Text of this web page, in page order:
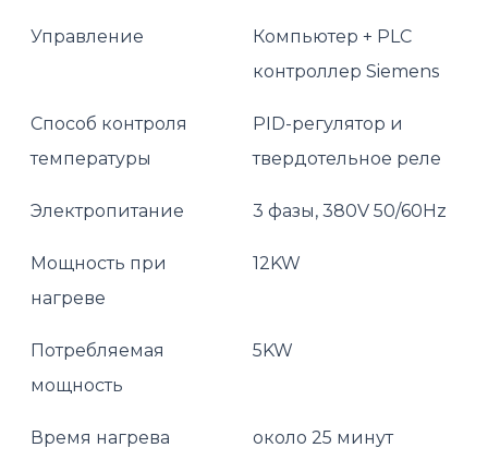
Управление
Компьютер + PLC
контроллер Siemens
Способ контроля
температуры
PID-регулятор и
твердотельное реле
Электропитание 3 фазы, 380V 50/60Hz
Мощность при
нагреве
12KW
Потребляемая
мощность
5KW
Время нагрева около 25 минут